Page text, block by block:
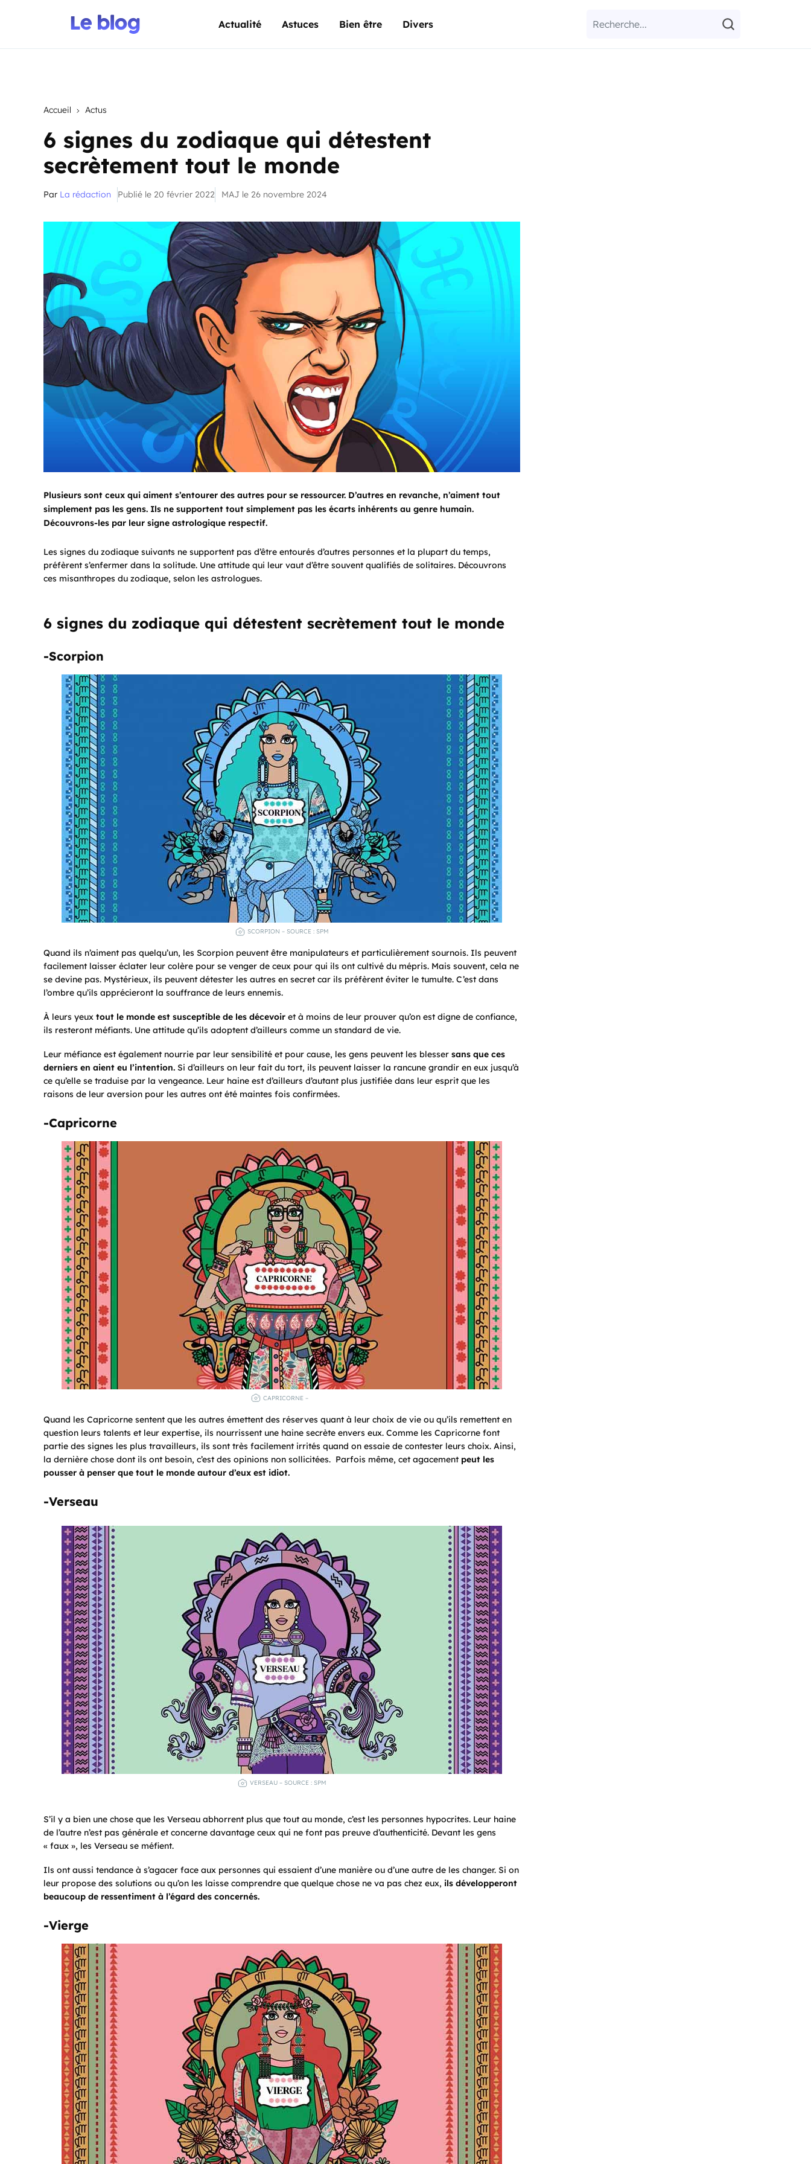
Actualité Astuces Bien être Divers
Accueil Actus
6 signes du zodiaque qui détestent
secrètement tout le monde
Par La rédaction Publié le 20 février 2022 MAJ le 26 novembre 2024
Plusieurs sont ceux qui aiment s’entourer des autres pour se ressourcer. D’autres en revanche, n’aiment tout
simplement pas les gens. Ils ne supportent tout simplement pas les écarts inhérents au genre humain.
Découvrons-les par leur signe astrologique respectif.
Les signes du zodiaque suivants ne supportent pas d’être entourés d’autres personnes et la plupart du temps,
préfèrent s’enfermer dans la solitude. Une attitude qui leur vaut d’être souvent qualifiés de solitaires. Découvrons
ces misanthropes du zodiaque, selon les astrologues.
6 signes du zodiaque qui détestent secrètement tout le monde
-Scorpion
SCORPION – SOURCE : SPM
Quand ils n’aiment pas quelqu’un, les Scorpion peuvent être manipulateurs et particulièrement sournois. Ils peuvent
facilement laisser éclater leur colère pour se venger de ceux pour qui ils ont cultivé du mépris. Mais souvent, cela ne
se devine pas. Mystérieux, ils peuvent détester les autres en secret car ils préfèrent éviter le tumulte. C’est dans
l’ombre qu’ils apprécieront la souffrance de leurs ennemis.
À leurs yeux tout le monde est susceptible de les décevoir et à moins de leur prouver qu’on est digne de confiance,
ils resteront méfiants. Une attitude qu’ils adoptent d’ailleurs comme un standard de vie.
Leur méfiance est également nourrie par leur sensibilité et pour cause, les gens peuvent les blesser sans que ces
derniers en aient eu l’intention. Si d’ailleurs on leur fait du tort, ils peuvent laisser la rancune grandir en eux jusqu’à
ce qu’elle se traduise par la vengeance. Leur haine est d’ailleurs d’autant plus justifiée dans leur esprit que les
raisons de leur aversion pour les autres ont été maintes fois confirmées.
-Capricorne
CAPRICORNE –
Quand les Capricorne sentent que les autres émettent des réserves quant à leur choix de vie ou qu’ils remettent en
question leurs talents et leur expertise, ils nourrissent une haine secrète envers eux. Comme les Capricorne font
partie des signes les plus travailleurs, ils sont très facilement irrités quand on essaie de contester leurs choix. Ainsi,
la dernière chose dont ils ont besoin, c’est des opinions non sollicitées. Parfois même, cet agacement peut les
pousser à penser que tout le monde autour d’eux est idiot.
-Verseau
VERSEAU – SOURCE : SPM
S’il y a bien une chose que les Verseau abhorrent plus que tout au monde, c’est les personnes hypocrites. Leur haine
de l’autre n’est pas générale et concerne davantage ceux qui ne font pas preuve d’authenticité. Devant les gens
« faux », les Verseau se méfient.
Ils ont aussi tendance à s’agacer face aux personnes qui essaient d’une manière ou d’une autre de les changer. Si on
leur propose des solutions ou qu’on les laisse comprendre que quelque chose ne va pas chez eux, ils développeront
beaucoup de ressentiment à l’égard des concernés.
-Vierge